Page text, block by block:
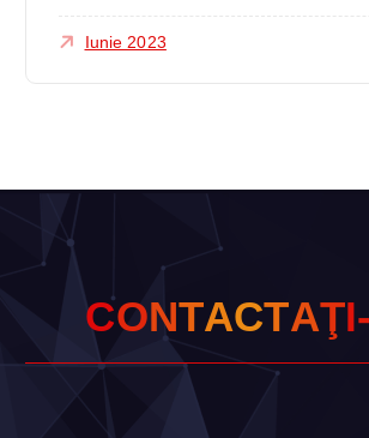
Iunie 2023
CONTACTAŢI-